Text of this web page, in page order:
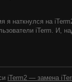
я наткнулся на
iTerm. И,
iTerm2 — замена